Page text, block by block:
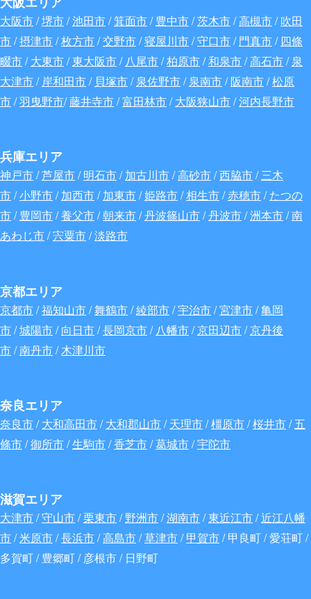
大阪市/堺市/池田市/箕面市/豊中市/茨木市/高槻市/吹田
市/摂津市/枚方市/交野市/寝屋川市/守口市/門真市/ 四條
畷市/大東市/東大阪市/ 八尾市/柏原市/和泉市/高石市/泉
大津市/ 岸和田市/ 貝塚市/泉佐野市/泉南市/阪南市/松原
市/羽曳野市/藤井寺市/富田林市/大阪狭山市/河内長野市
兵庫エリア
神戸市/芦屋市/明石市/加古川市/高砂市/西脇市/三木
市/小野市/加西市/加東市/姫路市/相生市/赤穂市/たつの
市/豊岡市/養父市/朝来市/丹波篠山市/丹波市/洲本市/南
あわじ市/宍粟市/淡路市
京都エリア
京都市/福知山市/舞鶴市/綾部市/宇治市/宮津市/亀岡
市/城陽市/向日市/長岡京市/ 八幡市/京田辺市/京丹後
市/南丹市/木津川市
奈良エリア
奈良市/大和高田市/大和郡山市/天理市/橿原市/桜井市/五
條市/御所市/生駒市/香芝市/葛城市/宇陀市
滋賀エリア
大津市/守山市/栗東市/野洲市/湖南市/東近江市/近江八幡
市/米原市/長浜市/高島市/草津市/甲賀市/ 甲良町 / 愛荘町 /
多賀町 / 豊郷町 / 彦根市 / 日野町